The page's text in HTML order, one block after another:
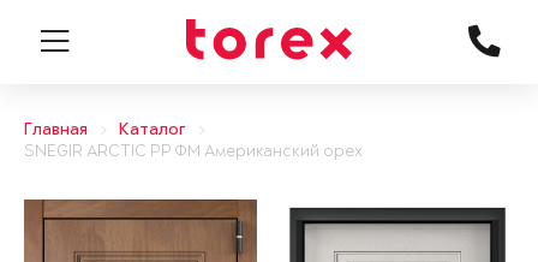
Главная
Каталог
SNEGIR ARCTIC PP ФМ Американский орех